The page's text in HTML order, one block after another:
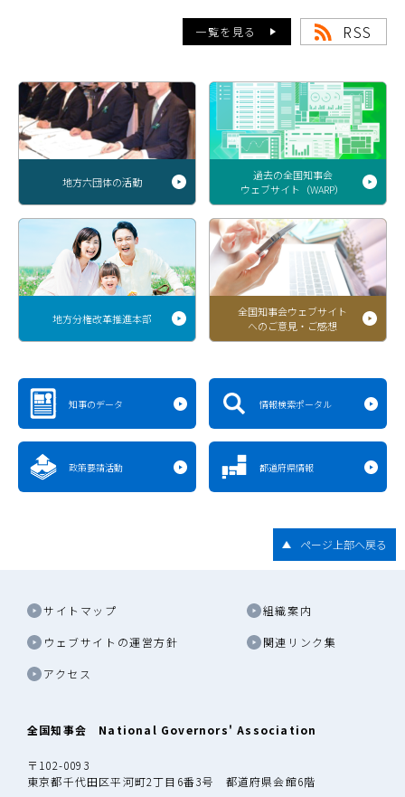
一覧を見る RSS
地方六団体の活動
過去の全国知事会
ウェブサイト（WARP）
地方分権改革推進本部
全国知事会ウェブサイト
へのご意見・ご感想
知事のデータ 情報検索ポータル
政策要請活動 都道府県情報
ページ上部へ戻る
サイトマップ 組織案内
ウェブサイトの運営方針 関連リンク集
アクセス
全国知事会 National Governors' Association
〒102-0093
東京都千代田区平河町2丁目6番3号 都道府県会館6階